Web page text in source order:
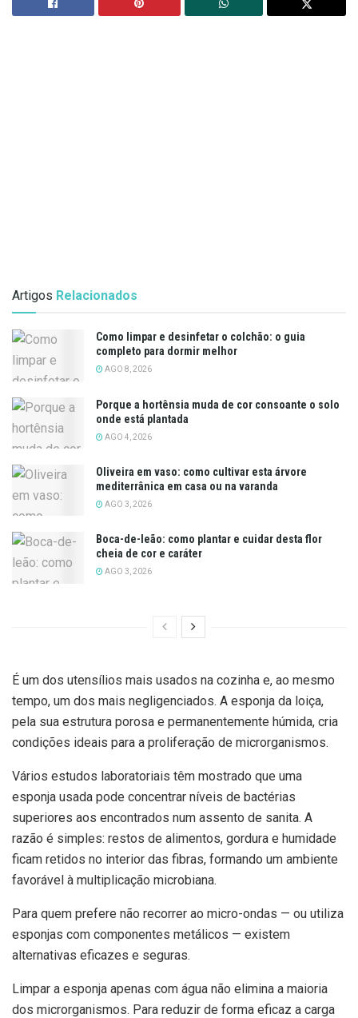
Artigos Relacionados
Como limpar e desinfetar o colchão: o guia
completo para dormir melhor
AGO 8, 2026
Porque a hortênsia muda de cor consoante o solo
onde está plantada
AGO 4, 2026
Oliveira em vaso: como cultivar esta árvore
mediterrânica em casa ou na varanda
AGO 3, 2026
Boca-de-leão: como plantar e cuidar desta flor
cheia de cor e caráter
AGO 3, 2026
É um dos utensílios mais usados na cozinha e, ao mesmo
tempo, um dos mais negligenciados. A esponja da loiça,
pela sua estrutura porosa e permanentemente húmida, cria
condições ideais para a proliferação de microrganismos.
Vários estudos laboratoriais têm mostrado que uma
esponja usada pode concentrar níveis de bactérias
superiores aos encontrados num assento de sanita. A
razão é simples: restos de alimentos, gordura e humidade
ficam retidos no interior das fibras, formando um ambiente
favorável à multiplicação microbiana.
Para quem prefere não recorrer ao micro-ondas — ou utiliza
esponjas com componentes metálicos — existem
alternativas eficazes e seguras.
Limpar a esponja apenas com água não elimina a maioria
dos microrganismos. Para reduzir de forma eficaz a carga